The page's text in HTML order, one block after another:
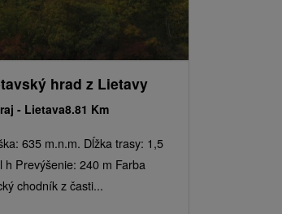
hrad z Lietavy
- Lietava8.81 Km
635 m.n.m. Dĺžka trasy: 1,5
h Prevýšenie: 240 m Farba
chodník z časti...